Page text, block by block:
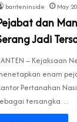
banteninside May
dan
Jadi
– Kejaksaan
enam
Pertanahan
tersangka…